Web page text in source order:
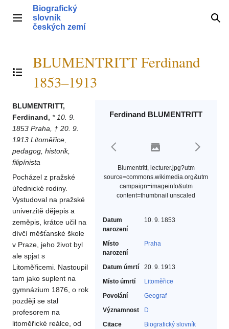
obsahHlavní menu
Biografický
slovník
českých zemí
Přepnout obsah
BLUMENTRITT Ferdinand
1853–1913
Ferdinand BLUMENTRITT
Blumentritt, lecturer.jpg?utm
source=commons.wikimedia.org&utm
campaign=imageinfo&utm
content=thumbnail unscaled
Datum
narození
10. 9. 1853
Místo
narození
Praha
Datum úmrtí
20. 9. 1913
Místo úmrtí
Litoměřice
Povolání
Geograf‎
Významnost
D
Citace
Biografický slovník
BLUMENTRITT,
Ferdinand, * 10. 9.
1853 Praha, † 20. 9.
1913 Litoměřice,
pedagog, historik,
filipínista
Pocházel z pražské
úřednické rodiny.
Vystudoval na pražské
univerzitě dějepis a
zeměpis, krátce učil na
dívčí měšťanské škole
v Praze, jeho život byl
ale spjat s
Litoměřicemi. Nastoupil
tam jako suplent na
gymnázium 1876, o rok
později se stal
profesorem na
litoměřické reálce, od